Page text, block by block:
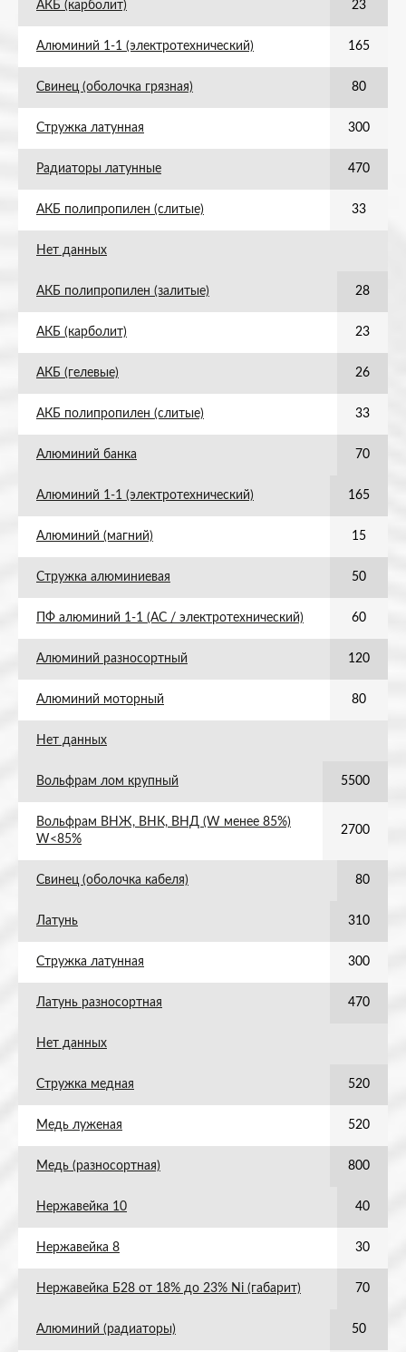
АКБ (карболит) 23
Алюминий 1-1 (электротехнический) 165
Свинец (оболочка грязная) 80
Стружка латунная 300
Радиаторы латунные 470
АКБ полипропилен (слитые) 33
Нет данных
АКБ полипропилен (залитые) 28
АКБ (карболит) 23
АКБ (гелевые) 26
АКБ полипропилен (слитые) 33
Алюминий банка 70
Алюминий 1-1 (электротехнический) 165
Алюминий (магний) 15
Стружка алюминиевая 50
ПФ алюминий 1-1 (АС / электротехнический) 60
Алюминий разносортный 120
Алюминий моторный 80
Нет данных
Вольфрам лом крупный 5500
Вольфрам ВНЖ, ВНК, ВНД (W менее 85%)
W<85%
2700
Свинец (оболочка кабеля) 80
Латунь 310
Стружка латунная 300
Латунь разносортная 470
Нет данных
Стружка медная 520
Медь луженая 520
Медь (разносортная) 800
Нержавейка 10 40
Нержавейка 8 30
Нержавейка Б28 от 18% до 23% Ni (габарит) 70
Алюминий (радиаторы) 50